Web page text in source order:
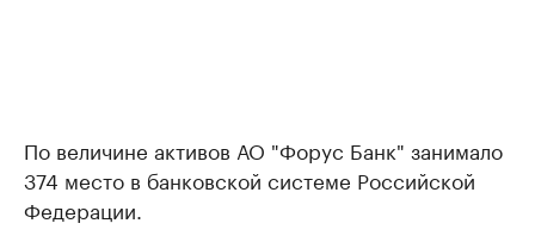
По величине активов АО "Форус Банк" занимало
374 место в банковской системе Российской
Федерации.